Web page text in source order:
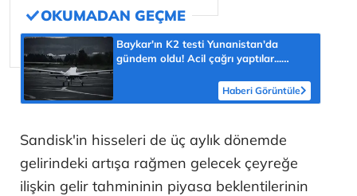
Baykar'ın K2 testi Yunanistan'da
gündem oldu! Acil çağrı yaptılar...
Haberi Görüntüle
Sandisk'in hisseleri de üç aylık dönemde
gelirindeki artışa rağmen gelecek çeyreğe
ilişkin gelir tahmininin piyasa beklentilerinin